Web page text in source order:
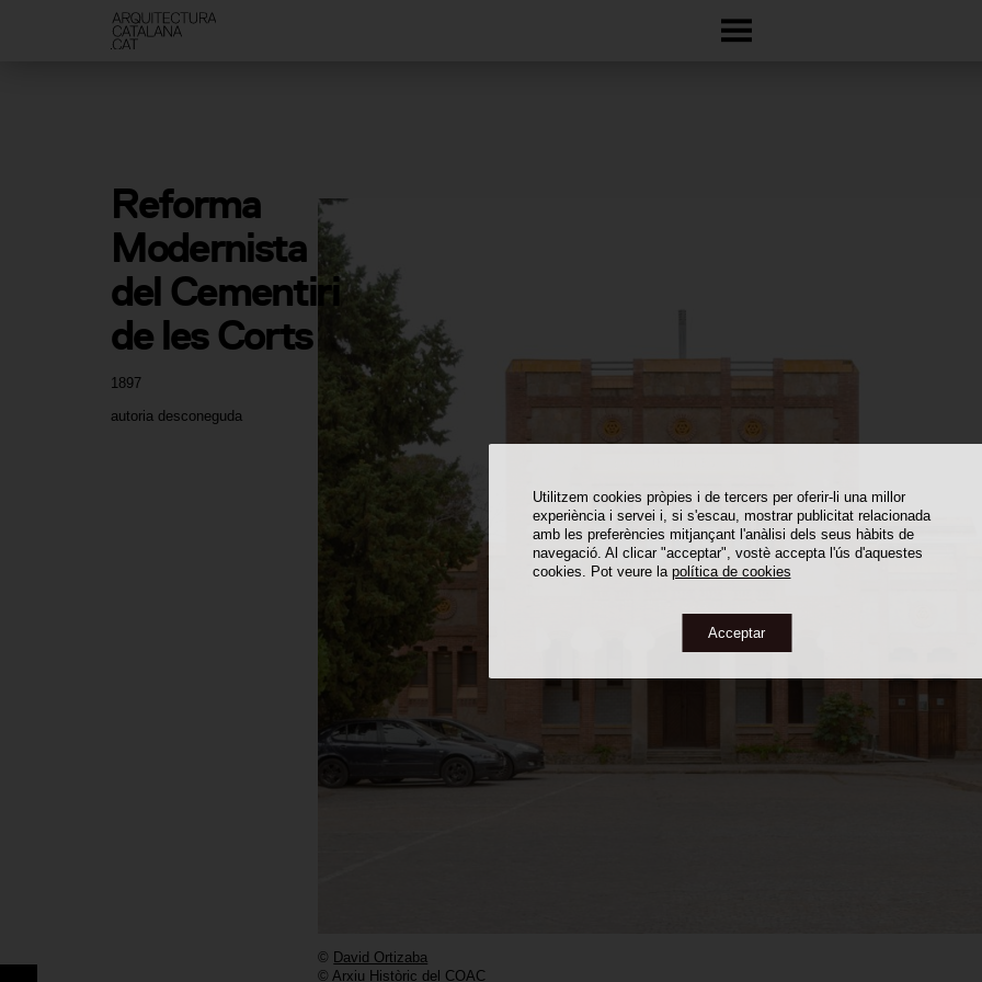
Utilitzem cookies pròpies i de tercers per oferir-li una millor
experiència i servei i, si s'escau, mostrar publicitat relacionada
amb les preferències mitjançant l'anàlisi dels seus hàbits de
navegació. Al clicar "acceptar", vostè accepta l'ús d'aquestes
cookies. Pot veure la política de cookies
Acceptar
1897
autoria desconeguda
Reforma
Modernista
del Cementiri
de les Corts
© David Ortizaba
© Arxiu Històric del COAC